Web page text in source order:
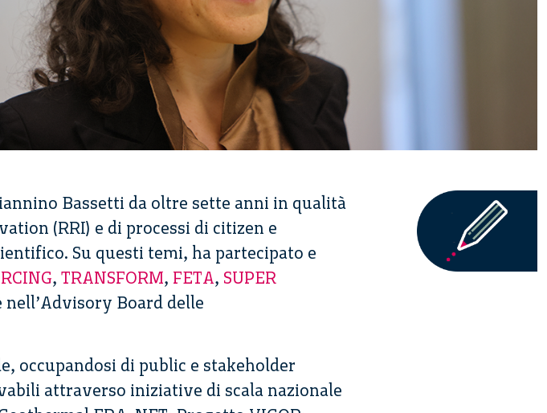
Bassetti da ol­tre sette anni in qualità
(RRI) e di processi di citizen e
Su questi temi, ha partecipato e
, TRANSFORM, FETA, SUPER
nell’Advisory Board delle
occupandosi di public e stakeholder
attraverso iniziative di scala nazionale